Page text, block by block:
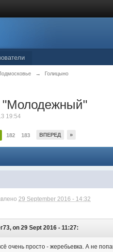
→ Голицыно
19:54
182 183 ВПЕРЕД »
29 September 2016 - 14:32
on 29 Sept 2016 - 11:27:
очень просто - жеребьевка. А не